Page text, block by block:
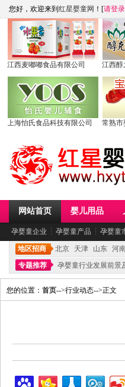
您好，欢迎来到 红星婴童网 ！[请登录
江西麦嘟嘟食品有限公司 江西
上海怡氏食品科技有限公司 常熟市
网站首页 婴儿用品
孕婴童企业 ┆ 孕婴童产品 ┆ 孕婴童
地区招商 北京 天津 山东 河
专题推荐
孕婴童行业发展前景
您的位置： 首页-->行业动态-->正文